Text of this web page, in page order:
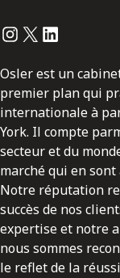
Instagram
Twitter
LinkedIn
Osler est un
premier plan qui
internationale à
York. Il compte
secteur et du
marché qui en
Notre réputation
succès de nos
expertise et notre
nous sommes
le reflet de la